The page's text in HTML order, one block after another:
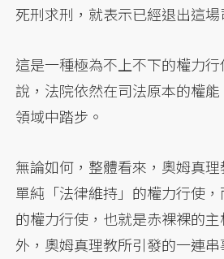
死刑求刑，就表示已經退出這場
這是一種極為不上不下的權力
說，法院依然在司法原本的權
領域中踏步。
無論如何，整體看來，奧姆真
單純「法律維持」的權力行使，
的權力行使，也就是赤裸裸的
外，奧姆真理教所引發的一連